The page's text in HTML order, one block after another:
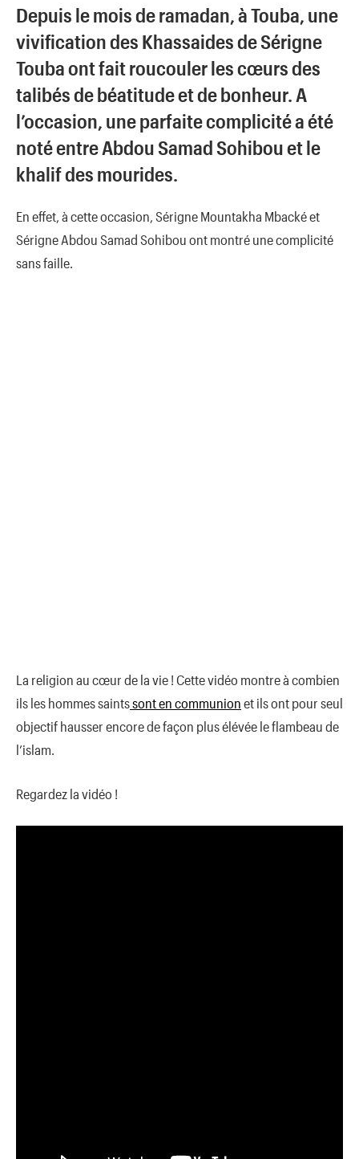
Depuis le mois de ramadan, à Touba, une
vivification des Khassaides de Sérigne
Touba ont fait roucouler les cœursdes
talibés de béatitude et de bonheur. A
l’occasion, une parfaite complicité a été
noté entre Abdou Samad Sohibou et le
khalif des mourides.
En effet, à cette occasion, Sérigne Mountakha Mbacké et
Sérigne Abdou Samad Sohibou ont montré une complicité
sans faille.
La religion au cœur de la vie ! Cette vidéo montre à combien
ils les hommes saintssont en communion et ils ont pour seul
objectif hausser encore de façon plus élévée le flambeau de
l’islam.
Regardez la vidéo !